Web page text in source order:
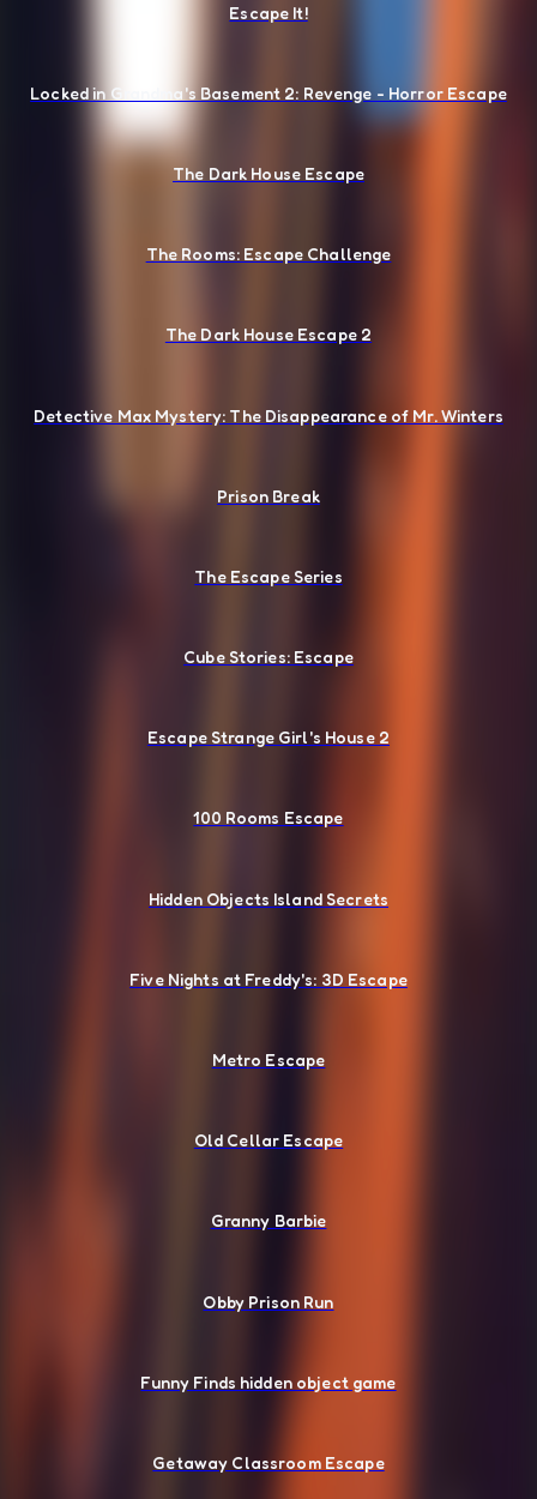
Escape It!
Locked in Grandma's Basement 2: Revenge - Horror Escape
The Dark House Escape
The Rooms: Escape Challenge
The Dark House Escape 2
Detective Max Mystery: The Disappearance of Mr. Winters
Prison Break
The Escape Series
Cube Stories: Escape
Escape Strange Girl's House 2
100 Rooms Escape
Hidden Objects Island Secrets
Five Nights at Freddy's: 3D Escape
Metro Escape
Old Cellar Escape
Granny Barbie
Obby Prison Run
Funny Finds hidden object game
Getaway Classroom Escape